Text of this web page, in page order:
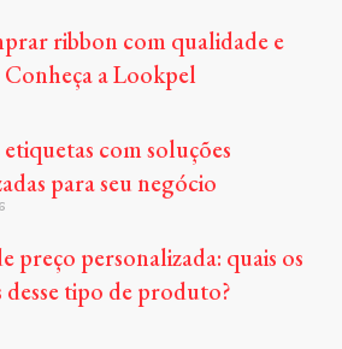
ribbon com qualidade e
a Lookpel
com soluções
para seu negócio
preço personalizada: quais os
tipo de produto?